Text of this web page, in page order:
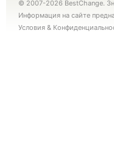
© 2007-2026 BestChange.
Информация на сайте
Условия &